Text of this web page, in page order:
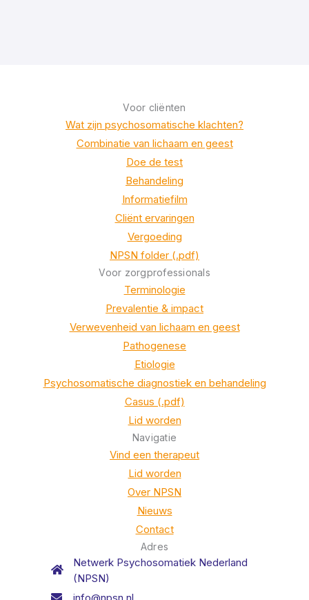
Voor cliënten
Wat zijn psychosomatische klachten?
Combinatie van lichaam en geest
Doe de test
Behandeling
Informatiefilm
Cliënt ervaringen
Vergoeding
NPSN folder (.pdf)
Voor zorgprofessionals
Terminologie
Prevalentie & impact
Verwevenheid van lichaam en geest
Pathogenese
Etiologie
Psychosomatische diagnostiek en behandeling
Casus (.pdf)
Lid worden
Navigatie
Vind een therapeut
Lid worden
Over NPSN
Nieuws
Contact
Adres
Netwerk Psychosomatiek Nederland
(NPSN)
info@npsn.nl